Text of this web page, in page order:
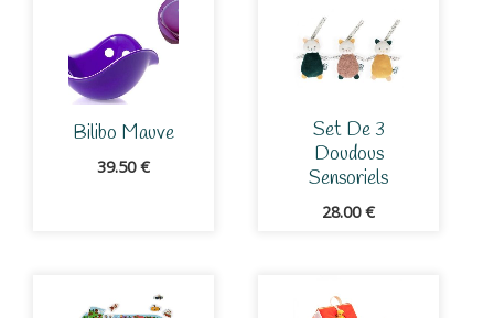
Bilibo Mauve
39.50€
Set De 3
Doudous
Sensoriels
28.00€